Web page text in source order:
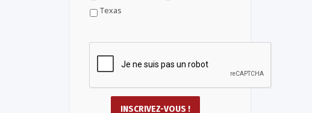
Texas